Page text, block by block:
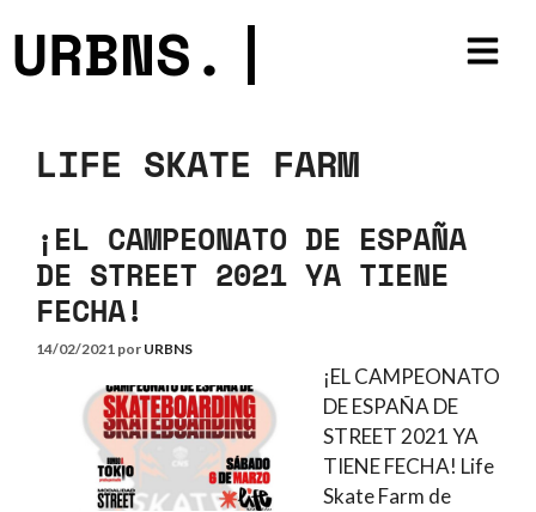
URBNS. |
LIFE SKATE FARM
¡EL CAMPEONATO DE ESPAÑA
DE STREET 2021 YA TIENE
FECHA!
14/02/2021 por URBNS
¡EL CAMPEONATO
DE ESPAÑA DE
STREET 2021 YA
TIENE FECHA! Life
Skate Farm de